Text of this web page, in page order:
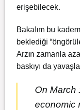
erişebilecek.
Bakalım bu
beklediği
Arzın zamanla
baskıyı da
On March
economic